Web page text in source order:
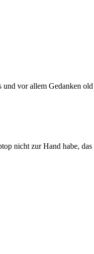
vor allem Gedanken
nicht zur Hand habe,